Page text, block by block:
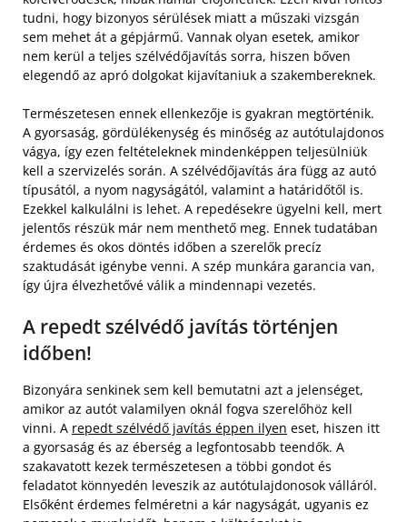
tudni, hogy bizonyos sérülések miatt a műszaki vizsgán
sem mehet át a gépjármű. Vannak olyan esetek, amikor
nem kerül a teljes szélvédőjavítás sorra, hiszen bőven
elegendő az apró dolgokat kijavítaniuk a szakembereknek.
Természetesen ennek ellenkezője is gyakran megtörténik.
A gyorsaság, gördülékenység és minőség az autótulajdonos
vágya, így ezen feltételeknek mindenképpen teljesülniük
kell a szervizelés során. A szélvédőjavítás ára függ az autó
típusától, a nyom nagyságától, valamint a határidőtől is.
Ezekkel kalkulálni is lehet. A repedésekre ügyelni kell, mert
jelentős részük már nem menthető meg. Ennek tudatában
érdemes és okos döntés időben a szerelők precíz
szaktudását igénybe venni. A szép munkára garancia van,
így újra élvezhetővé válik a mindennapi vezetés.
A repedt szélvédő javítás történjen
időben!
Bizonyára senkinek sem kell bemutatni azt a jelenséget,
amikor az autót valamilyen oknál fogva szerelőhöz kell
vinni. A repedt szélvédő javítás éppen ilyen eset, hiszen itt
a gyorsaság és az éberség a legfontosabb teendők. A
szakavatott kezek természetesen a többi gondot és
feladatot könnyedén leveszik az autótulajdonosok válláról.
Elsőként érdemes felméretni a kár nagyságát, ugyanis ez